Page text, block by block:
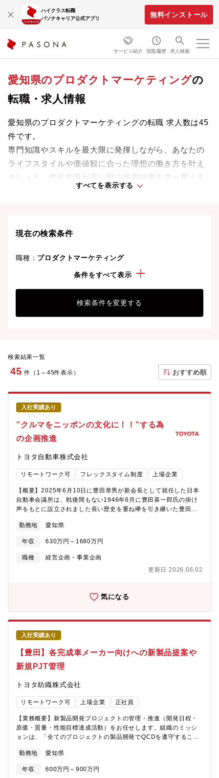
ハイクラス転職
パソナキャリア公式アプリ
無料インストール
サービス紹介 閲覧履歴 求人検索
愛知県のプロダクトマーケティングの
転職・求人情報
愛知県のプロダクトマーケティングの転職 求人数は45
件です。
専門知識やスキルを最大限に発揮しながら、あなたの
ライフスタイルや価値観に合った理想の働き方を叶え
ましょう。想定年収が高い順に検索結果を並べ替える
すべてを表示する
現在の検索条件
職種： プロダクトマーケティング
条件をすべて表示
検索条件を変更する
検索結果一覧
45 件（1～45件表示） おすすめ順
入社実績あり
”クルマをニッポンの文化に！！”する為
の企画推進
トヨタ自動車株式会社
リモートワーク可 フレックスタイム制度 上場企業
【概要】2025年6月10日に豊田章男が新会長として就任した日本
自動車会議所は、戦後間もない1946年6月に豊田喜一郎氏の掛け
声をもとに設立されました長い歴史を重ね襷を引き継いた豊田新
す。また今回新たなメンバーとして、自動車ユーザーを支える
JAF、国内モータースポーツのプロモーターであるGTA／JRP／
STMOも加わりモータースポーツと言う切り口からも文化づくり
を進めていく方向性が示されました。この取り組みを加速・推進
り、体制づくりを進めたいと言う背景があります【詳細】モータ
組みを、関係者を巻き込みながら進めていきます・GTA、JRP、
STMOと連携し、多くのファンに喜んでいただける様なモーター
スポーツ業界の改革を進めて参ります （最適な競技開催日程の
構築など）・モータースポーツ業界にもっと多くの人材が参画し
活性化される様、新規参入の事業推進者、或いは オフィシャル
希望者などを増やして参ります・サーキットの通信環境改革など
を通じて、よりファンが楽しめる環境づくりを進めて参ります＜
職場イメージ＞・世界戦から草の根レースまで幅広くモータース
ポーツ事業活動を推進しています・従来のやり方／考え方をブレ
う ミッションを持ったチャレンジングな組織です・現地現物／
家族のようなチームワークをモットーに皆で力を合わせて働いて
います・キャリア採用や社外からの受入出向者の方が約３割と、
バーが知識と経験を持ち寄り、新しい仕事のやり方でモータース
ポーツ事業構築に チャレンジしている、そんな意欲あふれる職
場です・女性比率は4割です＜ミッション＞・モータースポーツを
起点としたもっといいクルマづくりへの貢献・モータースポーツ
の人を幸せにする・そのために、モータースポーツの世界をサス
勤務地 愛知県
年収 630万円～1680万円
職種
経営企画・事業企画
更新日 2026.06.02
気になる
入社実績あり
【豊田】各完成車メーカー向けへの新製品提案や
新規PJT管理
トヨタ紡織株式会社
リモートワーク可 上場企業 正社員
【業務概要】新製品開発プロジェクトの管理・推進（開発日程・
原価・質量・性能目標達成活動）をお任せします。組織のミッシ
ョンは、「全てのプロジェクトの製品開発でQCDを遵守すること
しながら、競合他社を凌駕した移動空間製品の開発を行っていま
す。※PJT例：トヨタ・スズキ・ダイハツ・スバル・北米・中国・
アジアなど【業務の流れ】◇受注前：客先への次期プロジェクト
勤務地 愛知県
年収 600万円～900万円